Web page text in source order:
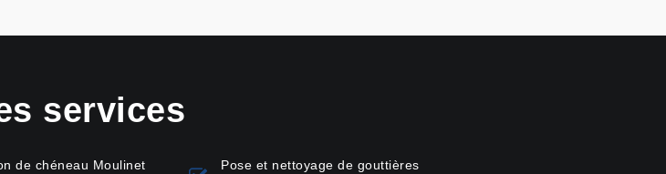
services
de chéneau Moulinet
Pose et nettoyage de gouttières